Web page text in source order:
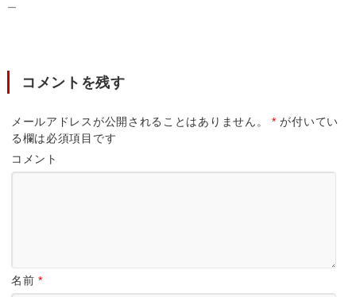
ー
コメントを残す
メールアドレスが公開されることはありません。 * が付いてい
る欄は必須項目です
コメント
名前*